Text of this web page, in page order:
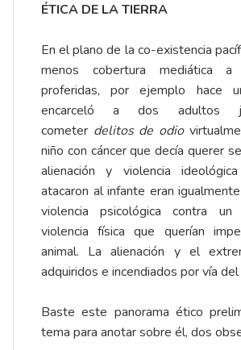
ÉTICA DE LA TIERRA
En el plano de la co-existencia
menos cobertura mediática
proferidas, por ejemplo hace
encarceló a dos adultos
cometer delitos de odio
niño con cáncer que decía querer
alienación y violencia
atacaron al infante eran
violencia psicológica contra
violencia física que querían
animal. La alienación y el
adquiridos e incendiados por vía
Baste este panorama ético
tema para anotar sobre él, dos